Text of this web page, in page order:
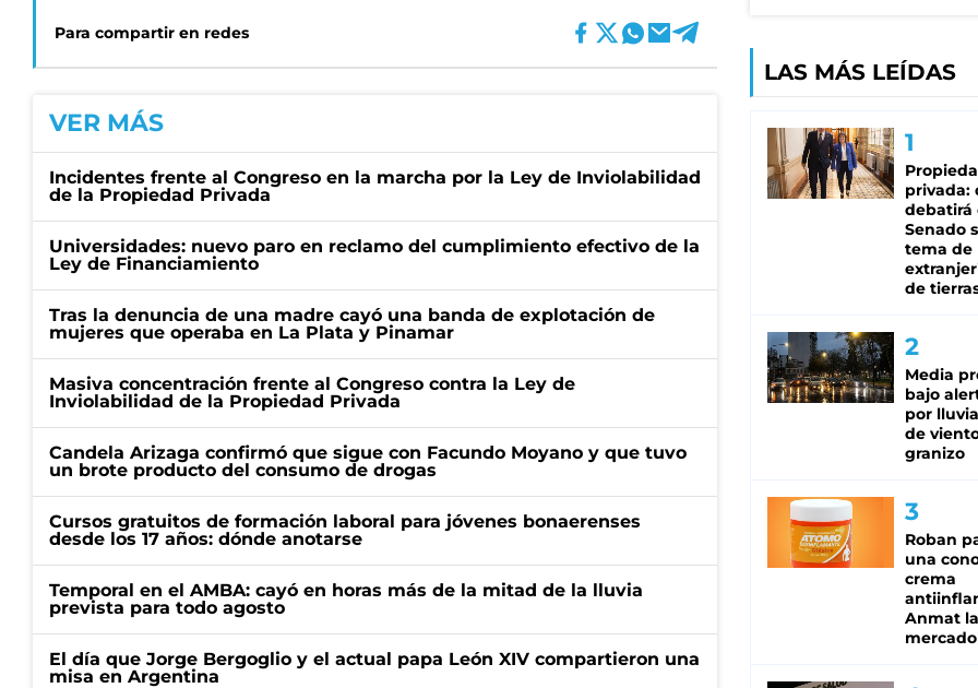
Para compartir en redes
VER MÁS
Incidentes frente al Congreso en la marcha por la Ley de Inviolabilidad
de la Propiedad Privada
Universidades: nuevo paro en reclamo del cumplimiento efectivo de la
Ley de Financiamiento
Tras la denuncia de una madre cayó una banda de explotación de
mujeres que operaba en La Plata y Pinamar
Masiva concentración frente al Congreso contra la Ley de
Inviolabilidad de la Propiedad Privada
Candela Arizaga confirmó que sigue con Facundo Moyano y que tuvo
un brote producto del consumo de drogas
Cursos gratuitos de formación laboral para jóvenes bonaerenses
desde los 17 años: dónde anotarse
Temporal en el AMBA: cayó en horas más de la mitad de la lluvia
prevista para todo agosto
El día que Jorge Bergoglio y el actual papa León XIV compartieron una
misa en Argentina
LAS MÁS LEÍDAS
privada:
debatirá
Senado
tema de
de
Media
bajo
por
de
granizo
Roban
una
crema
Anmat
mercado